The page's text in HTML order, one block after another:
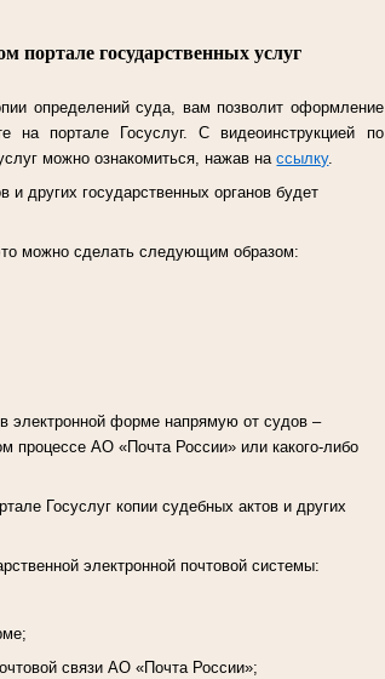
портале государственных услуг
определений суда, вам позволит оформление
на портале Госуслуг.С видеоинструкцией по
можно ознакомиться, нажав нассылку.
других государственных органов будет
можно сделать следующим образом:
электронной форме напрямую от судов –
процессе АО «Почта России» или какого-либо
Госуслуг копии судебных актов и других
электронной почтовой системы:
связи АО «Почта России»;